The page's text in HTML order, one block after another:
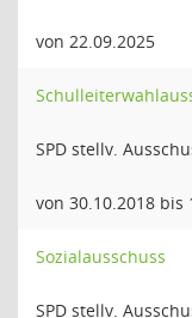
von 22.09.2025
SPD stellv.
von 30.10.2018 bis
Sozialausschuss
SPD stellv.